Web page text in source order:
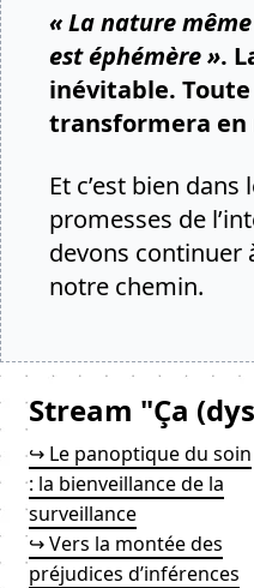
« La nature
est éphémère ».
inévitable.
transformera en
Et c’est bien
promesses de
devons continuer
notre chemin.
Stream "Ça
↪ Le panoptique du soin
: la bienveillance de la
surveillance
↪ Vers la montée des
préjudices d’inférences